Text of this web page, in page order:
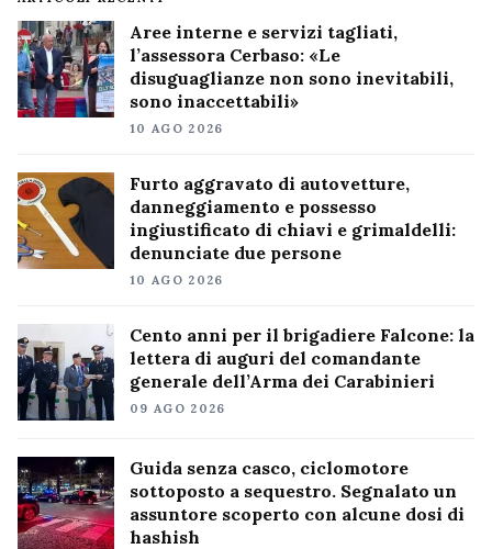
Aree interne e servizi tagliati,
l’assessora Cerbaso: «Le
disuguaglianze non sono inevitabili,
sono inaccettabili»
10 AGO 2026
Furto aggravato di autovetture,
danneggiamento e possesso
ingiustificato di chiavi e grimaldelli:
denunciate due persone
10 AGO 2026
Cento anni per il brigadiere Falcone: la
lettera di auguri del comandante
generale dell’Arma dei Carabinieri
09 AGO 2026
Guida senza casco, ciclomotore
sottoposto a sequestro. Segnalato un
assuntore scoperto con alcune dosi di
hashish